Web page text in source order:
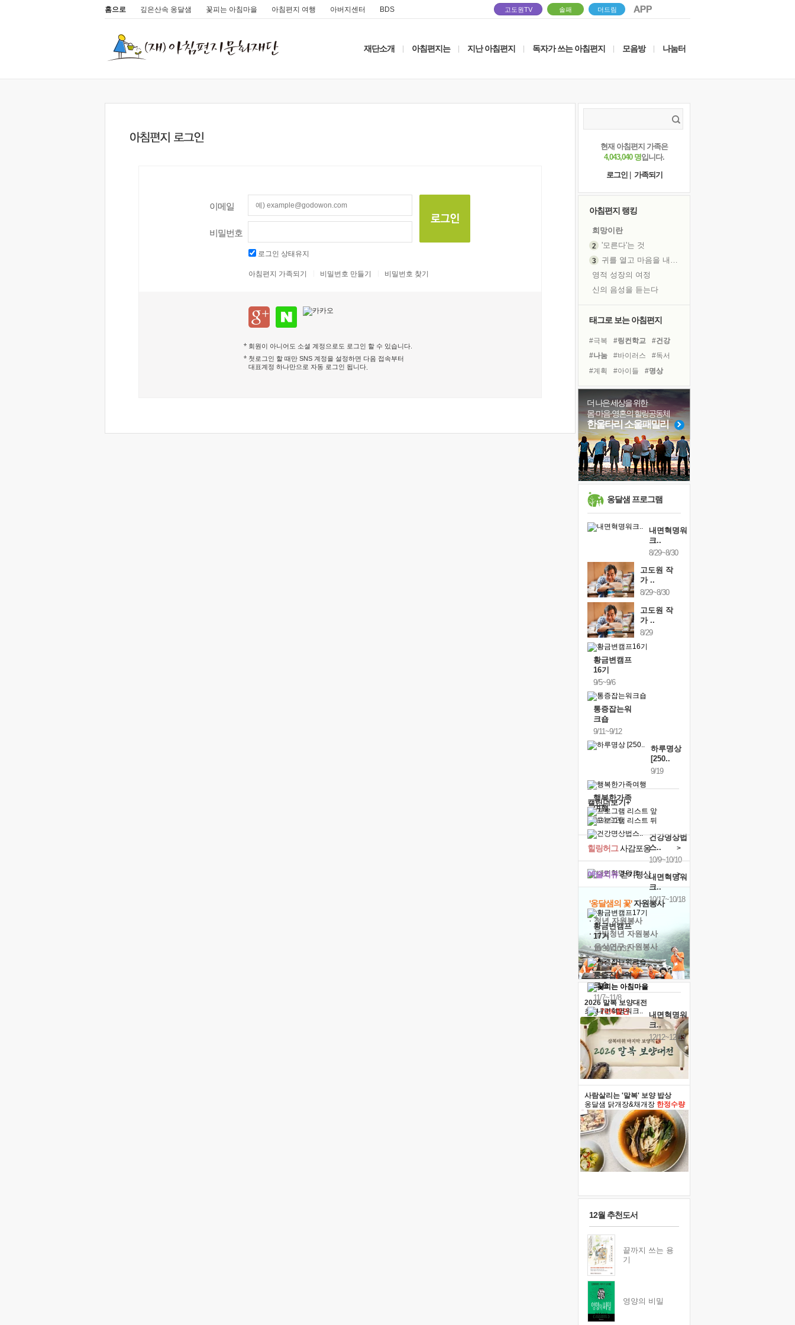
홈으로 깊은산속 옹달샘 꽃피는 아침마을 아침편지 여행 아버지센터 BDS 고도원TV 솔패 더드림
재단소개 아침편지는 지난 아침편지 독자가 쓰는 아침편지 모음방 나눔터
이메일
비밀번호
로그인 상태유지
아침편지 가족되기 비밀번호 만들기 비밀번호 찾기
회원이 아니어도 소셜 계정으로도 로그인 할 수 있습니다.
첫로그인 할 때만 SNS 계정을 설정하면 다음 접속부터
대표계정 하나만으로 자동 로그인 됩니다
현재 아침편지 가족은
4,043,040 명입니다.
로그인
가족되기
아침편지 랭킹
희망이란
'모른다'는 것
귀를 열고 마음을 내어주고
영적 성장의 여정
신의 음성을 듣는다
극과 극의 양 끝단
'말 타는 법'을 먼저
졸업식 사진을 보며
극심한 변비, 어깨결림, 수면 장애
아픈 아버지를 위한 공간 설계
슬럼프
보고 싶은 어머니
유년 시절의 부산 영도 바다
못된 꼰대들
너무 황홀한 꽃들이여!
태그로 보는 아침편지
#극복 #링컨학교
#건강
#나눔
#바이러스
#독서
#계획
#아이들
#명상
#비전캠프
#선택
#삶
#희망
#리더
#도움
#경험
#독서캠프
#다짐
#힐링
#위기
#친구
#사람
더 나은 세상을 위한
몸·마음·영혼의 힐링공동체
한울타리 소울패밀리
옹달샘 프로그램
내면혁명워
크..
8/29~8/30
고도원 작
가 ..
8/29~8/30
고도원 작
가 ..
8/29
황금변캠프
16기
9/5~9/6
통증잡는워
크숍
9/11~9/12
하루명상
[250..
9/19
행복한가족
여행
9/24~9/26
건강명상법
스..
10/9~10/10
내면혁명워
크..
10/17~10/18
황금변캠프
17기
10/30~10/31
통증잡는워
크숍
11/7~11/8
내면혁명워
크..
12/12~12/13
캘린더보기+
예술치유걷기명상 >
힐링허그사감포옹 >
'옹달샘의 꽃'자원봉사
· 청년 자원봉사
· 금빛청년 자원봉사
· 음식연구 자원봉사
2026 말복 보양대전
최대74%할인
사람살리는 '말복' 보양 밥상
옹달샘 닭개장&채개장 한정수량
12월 추천도서
끝까지 쓰는 용
기
영양의 비밀